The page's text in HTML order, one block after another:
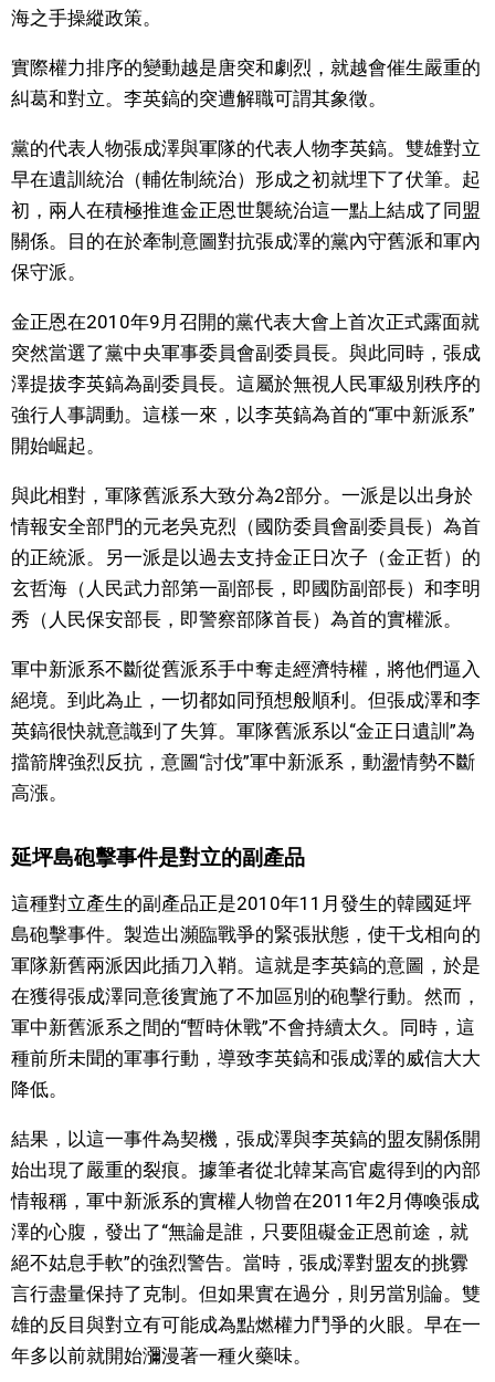
海之手操縱政策。
實際權力排序的變動越是唐突和劇烈，就越會催生嚴重的
糾葛和對立。李英鎬的突遭解職可謂其象徵。
黨的代表人物張成澤與軍隊的代表人物李英鎬。雙雄對立
早在遺訓統治（輔佐制統治）形成之初就埋下了伏筆。起
初，兩人在積極推進金正恩世襲統治這一點上結成了同盟
關係。目的在於牽制意圖對抗張成澤的黨內守舊派和軍內
保守派。
金正恩在2010年9月召開的黨代表大會上首次正式露面就
突然當選了黨中央軍事委員會副委員長。與此同時，張成
澤提拔李英鎬為副委員長。這屬於無視人民軍級別秩序的
強行人事調動。這樣一來，以李英鎬為首的“軍中新派系”
開始崛起。
與此相對，軍隊舊派系大致分為2部分。一派是以出身於
情報安全部門的元老吳克烈（國防委員會副委員長）為首
的正統派。另一派是以過去支持金正日次子（金正哲）的
玄哲海（人民武力部第一副部長，即國防副部長）和李明
秀（人民保安部長，即警察部隊首長）為首的實權派。
軍中新派系不斷從舊派系手中奪走經濟特權，將他們逼入
絕境。到此為止，一切都如同預想般順利。但張成澤和李
英鎬很快就意識到了失算。軍隊舊派系以“金正日遺訓”為
擋箭牌強烈反抗，意圖“討伐”軍中新派系，動盪情勢不斷
高漲。
延坪島砲擊事件是對立的副產品
這種對立產生的副產品正是2010年11月發生的韓國延坪
島砲擊事件。製造出瀕臨戰爭的緊張狀態，使干戈相向的
軍隊新舊兩派因此插刀入鞘。這就是李英鎬的意圖，於是
在獲得張成澤同意後實施了不加區別的砲擊行動。然而，
軍中新舊派系之間的“暫時休戰”不會持續太久。同時，這
種前所未聞的軍事行動，導致李英鎬和張成澤的威信大大
降低。
結果，以這一事件為契機，張成澤與李英鎬的盟友關係開
始出現了嚴重的裂痕。據筆者從北韓某高官處得到的內部
情報稱，軍中新派系的實權人物曾在2011年2月傳喚張成
澤的心腹，發出了“無論是誰，只要阻礙金正恩前途，就
絕不姑息手軟”的強烈警告。當時，張成澤對盟友的挑釁
言行盡量保持了克制。但如果實在過分，則另當別論。雙
雄的反目與對立有可能成為點燃權力鬥爭的火眼。早在一
年多以前就開始瀰漫著一種火藥味。